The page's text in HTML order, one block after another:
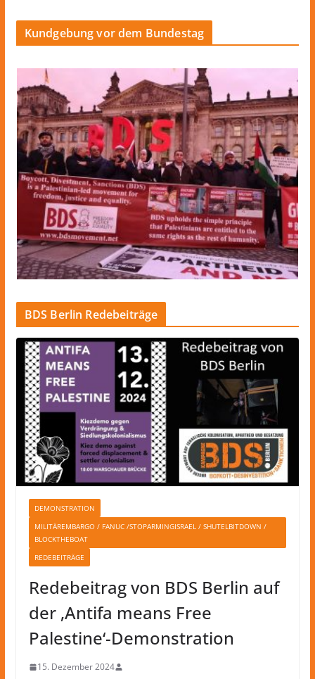
Kundgebung vor dem Bundestag
BDS Berlin Redebeiträge
DEMONSTRATION
MILITÄREMBARGO / FANUC /STOPARMINGISRAEL / SHUTELBITDOWN /
BLOCKTHEBOAT
REDEBEITRÄGE
Redebeitrag von BDS Berlin auf
der ‚Antifa means Free
Palestine‘-Demonstration
15. Dezember 2024